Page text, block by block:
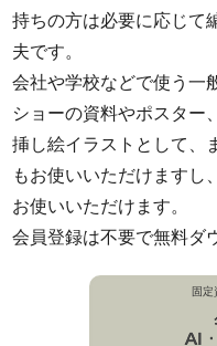
持ちの方は必要に応じて
夫です。
会社や学校などで使う一
ショーの資料やポスター
挿し絵イラストとして、
もお使いいただけますし
お使いいただけます。
会員登録は不要で無料ダ
固